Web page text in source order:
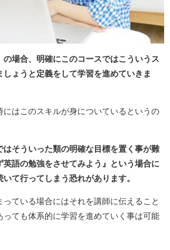
の場合、明確にこのコースではこういうス
ょうと定義をして学習を進めていきま
にはこのスキルが身についているというの
はそういった類の明確な目標を置く事が難
英語の勉強をさせてみよう』という場合に
て行ってしまう恐れがあります。
っている場合にはそれを講師に伝えること
っても体系的に学習を進めていく事は可能